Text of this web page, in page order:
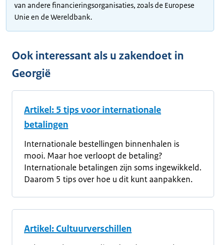
van andere financieringsorganisaties, zoals de Europese
Unie en de Wereldbank.
Ook interessant als u zakendoet in
Georgië
Artikel: 5 tips voor internationale
betalingen
Internationale bestellingen binnenhalen is
mooi. Maar hoe verloopt de betaling?
Internationale betalingen zijn soms ingewikkeld.
Daarom 5 tips over hoe u dit kunt aanpakken.
Artikel: Cultuurverschillen